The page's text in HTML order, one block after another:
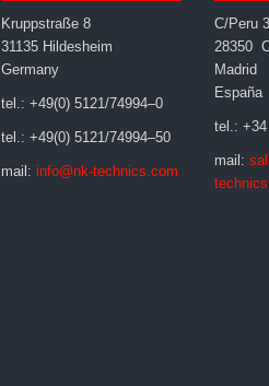
Kruppstraße 8
31135 Hildesheim
Germany
tel.: +49(0) 5121/74994–0
tel.: +49(0) 5121/74994–50
mail: info@nk-technics.com
C/Peru
28350
Madrid
España
tel.: +34
mail: